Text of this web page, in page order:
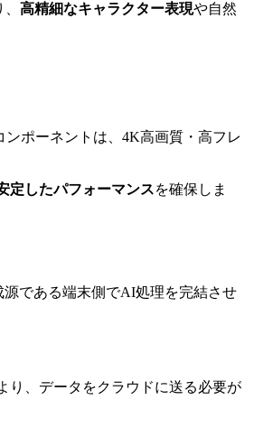
高精細なキャラクター表現や自然
ポーネントは、4K高画質・高フレ
定したパフォーマンスを確保しま
源である端末側でAI処理を完結させ
り、データをクラウドに送る必要が